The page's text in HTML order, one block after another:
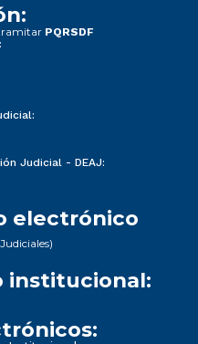
PQRSDF
Judicial - DEAJ:
electrónico
institucional: